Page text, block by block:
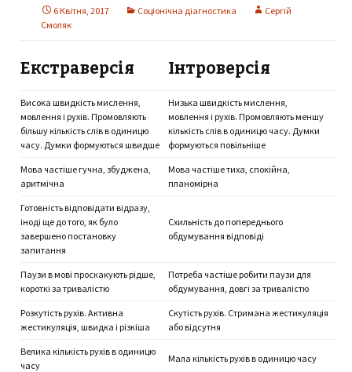
6 Квітня, 2017 Соціонічна діагностика
Сергій
Смоляк
Екстраверсія Інтроверсія
Висока швидкість мислення,
мовлення і рухів. Промовляють
більшу кількість слів в одиницю
часу. Думки формуються швидше
Низька швидкість мислення,
мовлення і рухів. Промовляють меншу
кількість слів в одиницю часу. Думки
формуються повільніше
Мова частіше гучна, збуджена,
аритмічна
Мова частіше тиха, спокійна,
планомірна
Готовність відповідати відразу,
іноді ще до того, як було
завершено постановку
запитання
Схильність до попереднього
обдумування відповіді
Паузи в мові проскакують рідше,
короткі за тривалістю
Потреба частіше робити паузи для
обдумування, довгі за тривалістю
Розкутість рухів. Активна
жестикуляція, швидка і різкіша
Скутість рухів. Стримана жестикуляція
або відсутня
Велика кількість рухів в одиницю
часу
Мала кількість рухів в одиницю часу